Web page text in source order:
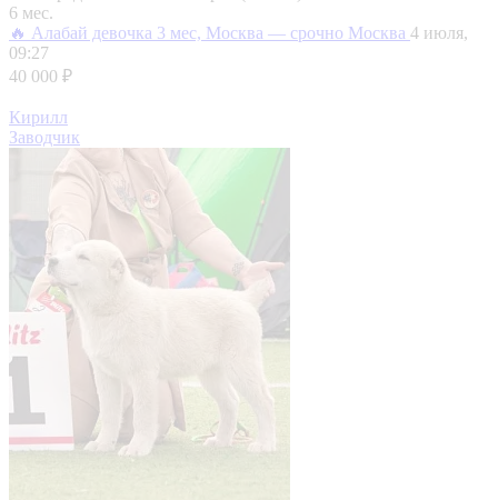
6 мес.
🔥 Алабай девочка 3 мес, Москва — срочно Москва 4 июля,
09:27
40 000 ₽
Кирилл
Заводчик